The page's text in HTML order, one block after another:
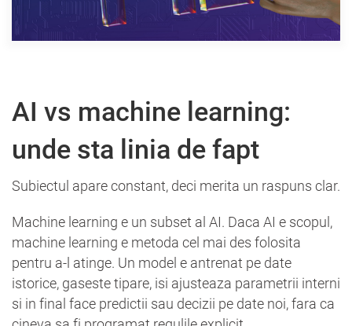
AI vs machine learning:
unde sta linia de fapt
Subiectul apare constant, deci merita un raspuns clar.
Machine learning e un subset al AI. Daca AI e scopul,
machine learning e metoda cel mai des folosita
pentru a-l atinge. Un model e antrenat pe date
istorice, gaseste tipare, isi ajusteaza parametrii interni
si in final face predictii sau decizii pe date noi, fara ca